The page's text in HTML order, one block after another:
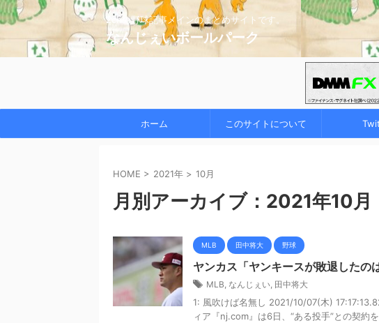
2chの野球記事メインのまとめサイトです。
なんじぇいボールパーク
ホーム このサイトについて
HOME > 2021年 > 10月
月別アーカイブ：2021年10月
MLB 田中将大 野球
ヤンカス「ヤンキースが敗退したの
MLB, なんじぇい, 田中将大
1: 風吹けば名無し 2021/10/07(木)
ィア『nj.com』は6日、“ある投手”との契約